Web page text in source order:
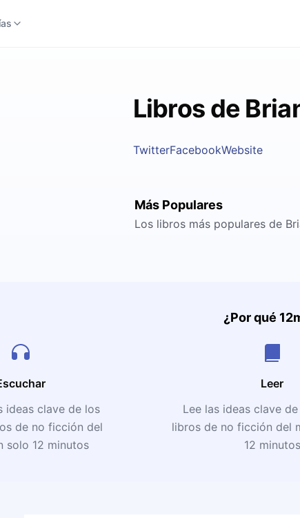
Libros de
TwitterFacebookWebsite
Más Populares
Los libros más populares de
¿Por qué
ideas clave de los
de no ficción del
solo 12 minutos
Leer
Lee las ideas clave
libros de no ficción del
12 minutos